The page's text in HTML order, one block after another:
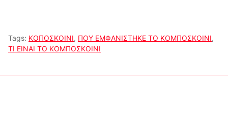
Tags: ΚΟΠΟΣΚΟΙΝΙ, ΠΟΥ ΕΜΦΑΝΙΣΤΗΚΕ ΤΟ ΚΟΜΠΟΣΚΟΙΝΙ,
ΤΙ ΕΙΝΑΙ ΤΟ ΚΟΜΠΟΣΚΟΙΝΙ